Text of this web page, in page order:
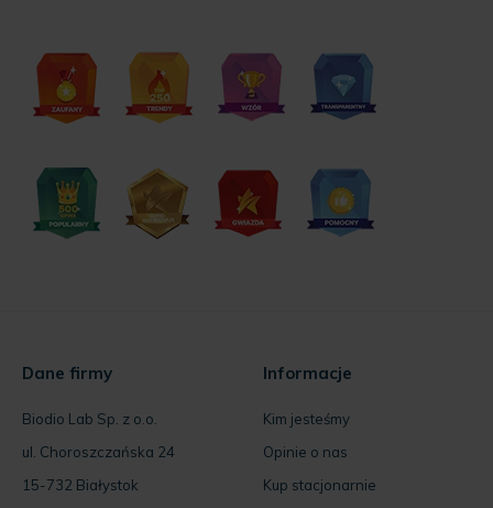
Dane firmy
Biodio Lab Sp. z o.o.
ul. Choroszczańska 24
15-732 Białystok
Informacje
Kim jesteśmy
Opinie o nas
Kup stacjonarnie